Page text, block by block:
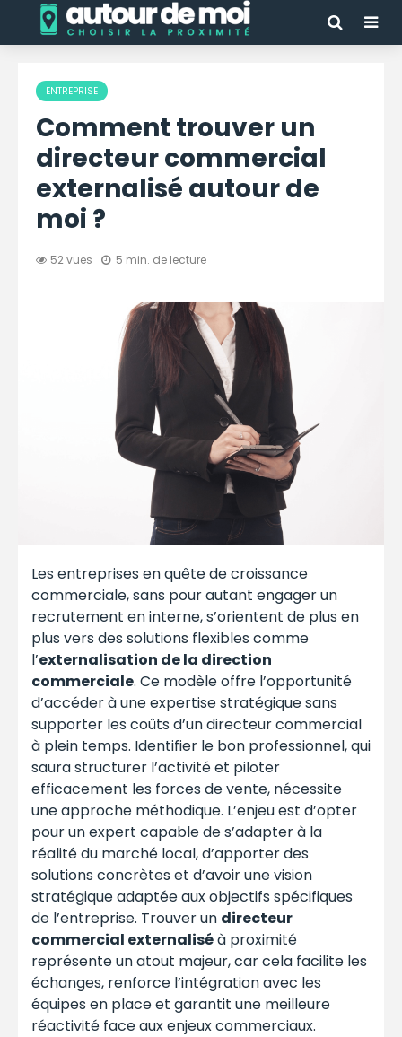
ENTREPRISE
Comment trouver un
directeur commercial
externalisé autour de
moi ?
52 vues 5 min. de lecture
Les entreprises en quête de croissance
commerciale, sans pour autant engager un
recrutement en interne, s’orientent de plus en
plus vers des solutions flexibles comme
l’externalisation de la direction
commerciale. Ce modèle offre l’opportunité
d’accéder à une expertise stratégique sans
supporter les coûts d’un directeur commercial
à plein temps. Identifier le bon professionnel, qui
saura structurer l’activité et piloter
efficacement les forces de vente, nécessite
une approche méthodique. L’enjeu est d’opter
pour un expert capable de s’adapter à la
réalité du marché local, d’apporter des
solutions concrètes et d’avoir une vision
stratégique adaptée aux objectifs spécifiques
de l’entreprise. Trouver un directeur
commercial externaliséà proximité
représente un atout majeur, car cela facilite les
échanges, renforce l’intégration avec les
équipes en place et garantit une meilleure
réactivité face aux enjeux commerciaux.